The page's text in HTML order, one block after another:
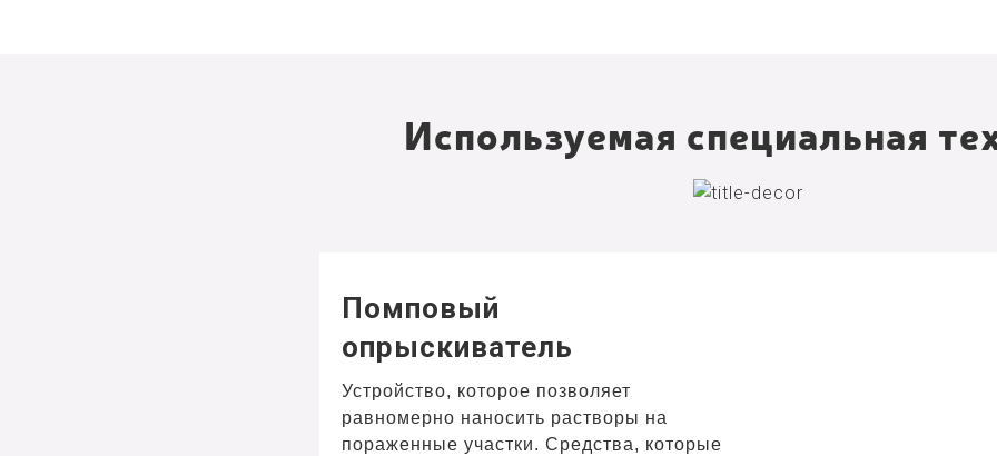
Используемая специальная
Помповый
опрыскиватель
Устройство, которое позволяет
равномерно наносить растворы на
пораженные участки. Средства, которые